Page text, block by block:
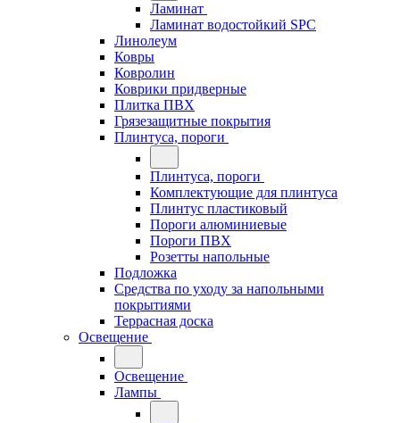
Ламинат
Ламинат водостойкий SPC
Линолеум
Ковры
Ковролин
Коврики придверные
Плитка ПВХ
Грязезащитные покрытия
Плинтуса, пороги
Плинтуса, пороги
Комплектующие для плинтуса
Плинтус пластиковый
Пороги алюминиевые
Пороги ПВХ
Розетты напольные
Подложка
Средства по уходу за напольными
покрытиями
Террасная доска
Освещение
Освещение
Лампы